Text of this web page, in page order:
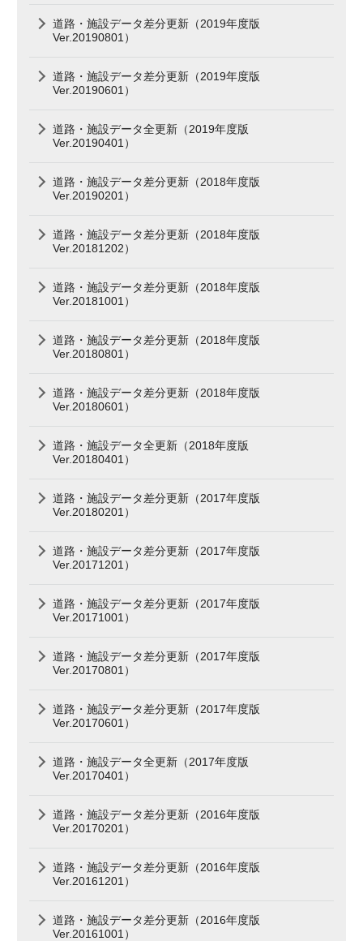
道路・施設データ差分更新（2019年度版
Ver.20190801）
道路・施設データ差分更新（2019年度版
Ver.20190601）
道路・施設データ全更新（2019年度版
Ver.20190401）
道路・施設データ差分更新（2018年度版
Ver.20190201）
道路・施設データ差分更新（2018年度版
Ver.20181202）
道路・施設データ差分更新（2018年度版
Ver.20181001）
道路・施設データ差分更新（2018年度版
Ver.20180801）
道路・施設データ差分更新（2018年度版
Ver.20180601）
道路・施設データ全更新（2018年度版
Ver.20180401）
道路・施設データ差分更新（2017年度版
Ver.20180201）
道路・施設データ差分更新（2017年度版
Ver.20171201）
道路・施設データ差分更新（2017年度版
Ver.20171001）
道路・施設データ差分更新（2017年度版
Ver.20170801）
道路・施設データ差分更新（2017年度版
Ver.20170601）
道路・施設データ全更新（2017年度版
Ver.20170401）
道路・施設データ差分更新（2016年度版
Ver.20170201）
道路・施設データ差分更新（2016年度版
Ver.20161201）
道路・施設データ差分更新（2016年度版
Ver.20161001）